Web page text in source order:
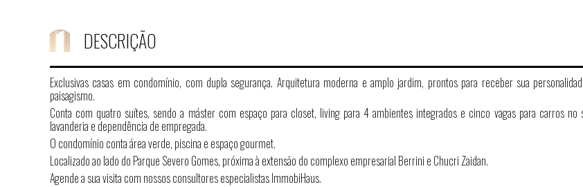
DESCRIÇÃO
Exclusivas casas em condomínio, com dupla segurança. Arquitetura moderna e amplo jardim, prontos para receber sua
paisagismo.
Conta com quatro suítes, sendo a máster com espaço para closet, living para 4 ambientes integrados e cinco vagas para carros no
lavanderia e dependência de empregada.
O condomínio conta área verde, piscina e espaço gourmet.
Localizado ao lado do Parque Severo Gomes, próxima à extensão do complexo empresarial Berrini e Chucri Zaidan.
Agende a sua visita com nossos consultores especialistas ImmobiHaus.